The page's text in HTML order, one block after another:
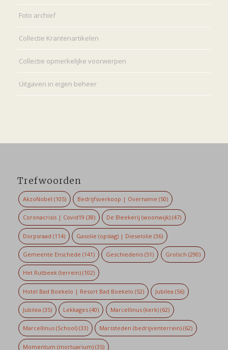
Foto archief
Collectie Krantenartikelen
Collectie opmerkelijke voorwerpen
Uitgaven in eigen beheer
Trefwoorden
AkzoNobel (105) Bedrijfsverkoop | Overname (50)
Coronacrisis | Covid19 (38) De Bleekerij (woonwijk) (47)
Dorpsraad (114) Gasolie (opslag) | Dieselolie (36)
Gemeente Enschede (141) Geschiedenis (51) Grolsch (290)
Het Rutbeek (terrein)(102)
Hotel Bad Boekelo | Resort Bad Boekelo (52) Jubilea (56)
Jubilea (35) Lekkages (40) Marcellinus (kerk)(62)
Marcellinus (School)(33) Marssteden (bedrijventerrein) (62)
Momentum (mortuarium)(35)